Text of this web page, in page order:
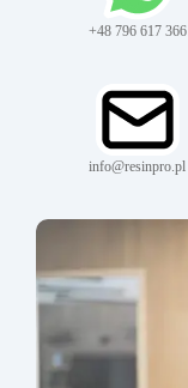
+48 796 617 366
info@resinpro.pl